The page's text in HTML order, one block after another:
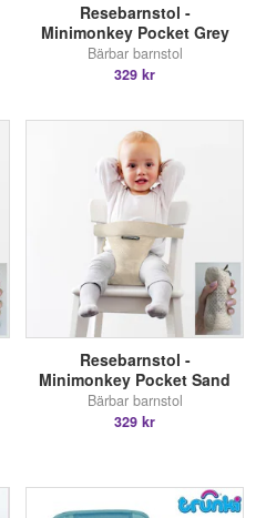
Resebarnstol -
Minimonkey Pocket Grey
Bärbar barnstol
329 kr
Resebarnstol -
Minimonkey Pocket Sand
Bärbar barnstol
329 kr